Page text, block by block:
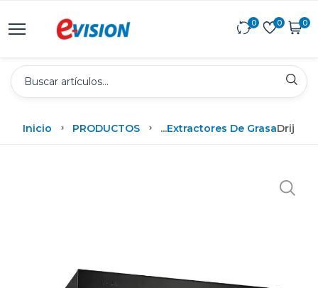
0 0 0
Inicio PRODUCTOS ...Extractores De GrasaDrija